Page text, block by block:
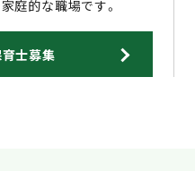
庭的な職場です。
士募集